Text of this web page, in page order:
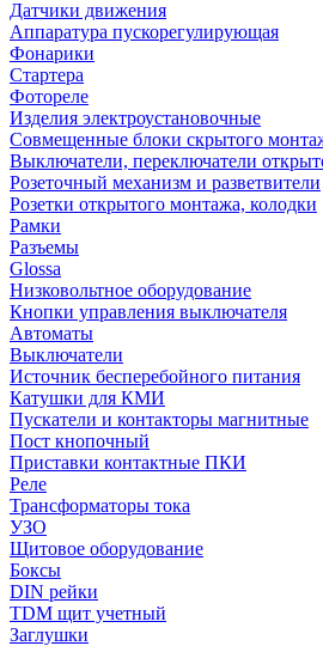
Датчики движения
Аппаратура пускорегулирующая
Фонарики
Стартера
Фотореле
Изделия электроустановочные
Совмещенные блоки скрытого
Выключатели, переключатели
Розеточный механизм и разветвители
Розетки открытого монтажа, колодки
Рамки
Разъемы
Glossa
Низковольтное оборудование
Кнопки управления выключателя
Автоматы
Выключатели
Источник бесперебойного питания
Катушки для КМИ
Пускатели и контакторы магнитные
Пост кнопочный
Приставки контактные ПКИ
Реле
Трансформаторы тока
УЗО
Щитовое оборудование
Боксы
DIN рейки
TDM щит учетный
Заглушки